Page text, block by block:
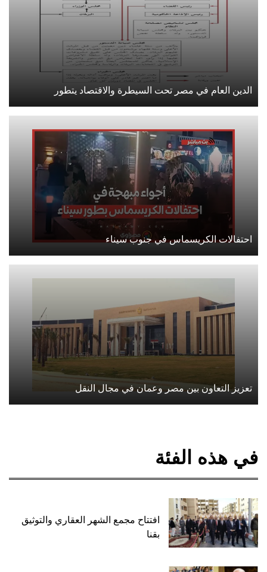
الدين العام في مصر تحت السيطرة والاقتصاد يتطور
احتفالات الكريسماس في جنوب سيناء
تعزيز التعاون بين مصر وعمان في مجال النقل
في هذه الفئة
افتتاح مجمع الشهر العقاري والتوثيق
بقنا